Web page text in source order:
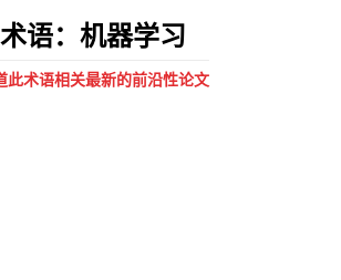
术语：机器学习
此术语相关最新的前沿性论文